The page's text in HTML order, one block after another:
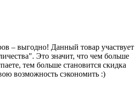
– выгодно! Данный товар участвует
Это значит, что чем больше
тем больше становится скидка
возможность сэкономить :)